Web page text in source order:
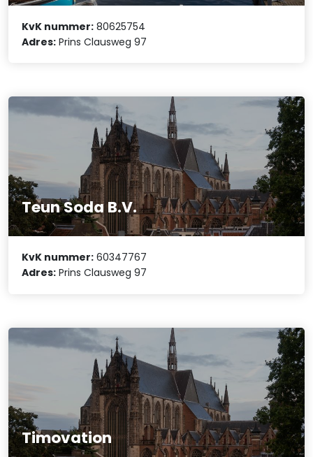
KvK nummer: 80625754
Adres: Prins Clausweg 97
Teun Soda B.V.
KvK nummer: 60347767
Adres: Prins Clausweg 97
Timovation